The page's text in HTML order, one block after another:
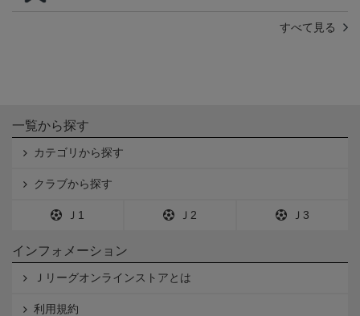
すべて見る
一覧から探す
カテゴリから探す
クラブから探す
Ｊ1 Ｊ2 Ｊ3
インフォメーション
Ｊリーグオンラインストアとは
利用規約